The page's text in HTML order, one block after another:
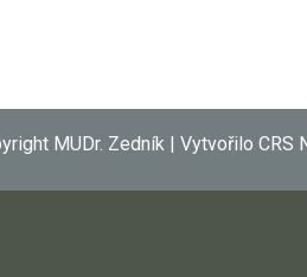
MUDr. Zedník | Vytvořilo CRS